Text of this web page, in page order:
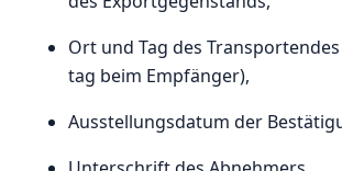
Ort und Tag des
tag beim Empfänger),
Ausstellungsdatum der